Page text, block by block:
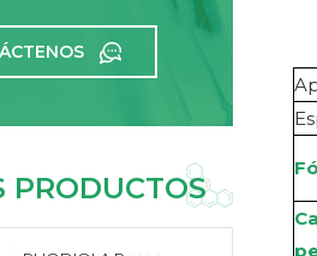
PRODUCTOS